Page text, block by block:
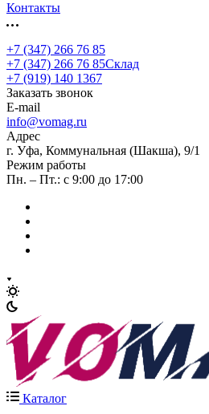
Контакты
+7 (347) 266 76 85
+7 (347) 266 76 85Склад
+7 (919) 140 1367
Заказать звонок
E-mail
info@vomag.ru
Адрес
г. Уфа, Коммунальная (Шакша), 9/1
Режим работы
Пн. – Пт.: с 9:00 до 17:00
Каталог